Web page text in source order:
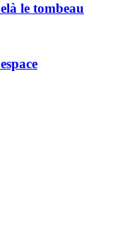
le tombeau